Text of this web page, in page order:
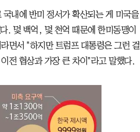
내에 반미 정서가 확산되는 게 미국을
. 몇 백억, 몇 천억 때문에 한미동맹이
면서 "하지만 트럼프 대통령은 그런 걸
전 협상과 가장 큰 차이"라고 말했다.